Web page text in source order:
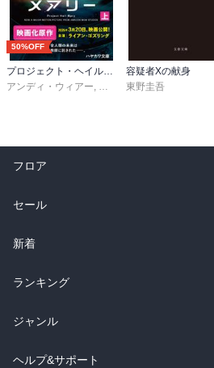
50%OFF
プロジェクト・ヘイル・メアリー 上
アンディ・ウィアー, 小野田和子
容疑者Xの献身
東野圭吾
フロア
総合
ラノベ
雑誌・グラビア
BL・TL
セール
総合
ラノベ
雑誌・グラビア
BL・TL
新着
総合
ラノベ
雑誌・グラビア
ランキング
総合
ラノベ
ジャンル
コミック
ヘルプ&サポート